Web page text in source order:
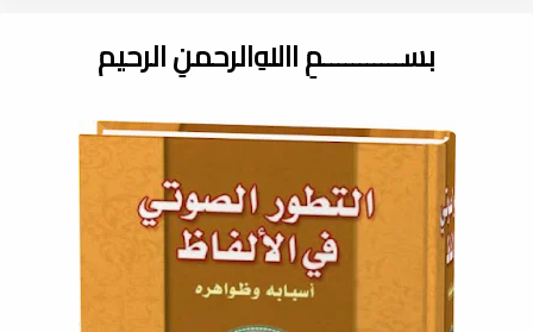
بســـــــــــمِ اﷲِالرحمنِ الرحيم